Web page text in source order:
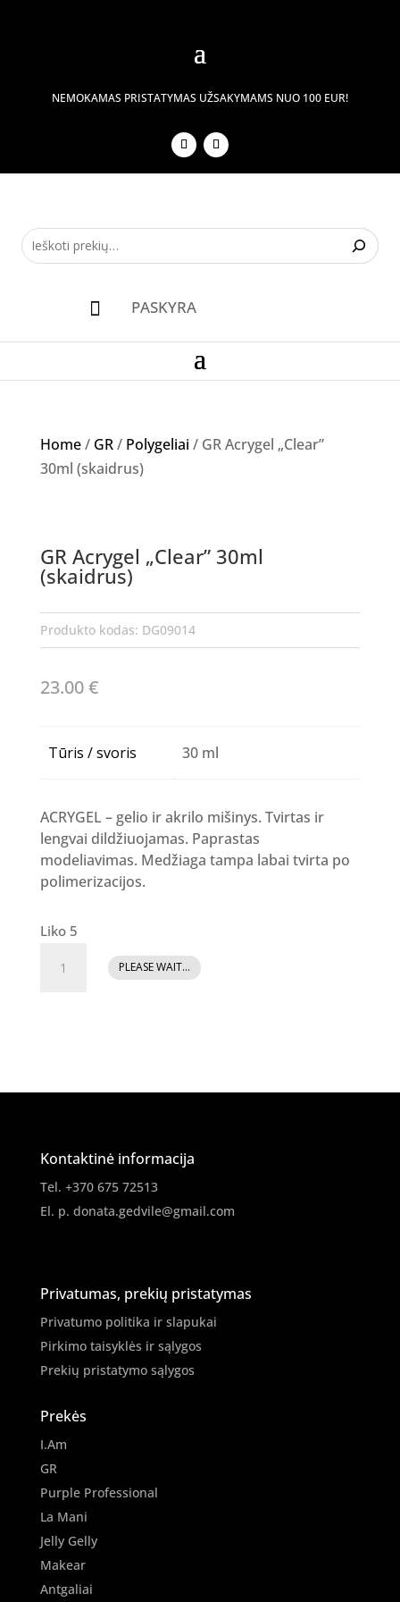
NEMOKAMAS PRISTATYMAS UŽSAKYMAMS NUO 100 EUR!
 PASKYRA
Home/ GR/ Polygeliai / GR Acrygel „Clear”
30ml (skaidrus)
GR Acrygel „Clear” 30ml
(skaidrus)
Produkto kodas: DG09014
23.00€
Tūris / svoris 30 ml
ACRYGEL – gelio ir akrilo mišinys. Tvirtas ir
lengvai dildžiuojamas. Paprastas
modeliavimas. Medžiaga tampa labai tvirta po
polimerizacijos.
Liko 5
kiekis:
(skaidrus)
PLEASE WAIT...
Kontaktinė informacija
Tel. +370 675 72513
El. p. donata.gedvile@gmail.com
Privatumas, prekių pristatymas
Privatumo politika ir slapukai
Pirkimo taisyklės ir sąlygos
Prekių pristatymo sąlygos
Prekės
I.Am
GR
Purple Professional
La Mani
Jelly Gelly
Makear
Antgaliai